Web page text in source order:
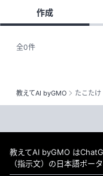
教えてAI byGMO たこたけ
作成
全0件
教えてAI byGMO は
（指示文）の日本語ポー